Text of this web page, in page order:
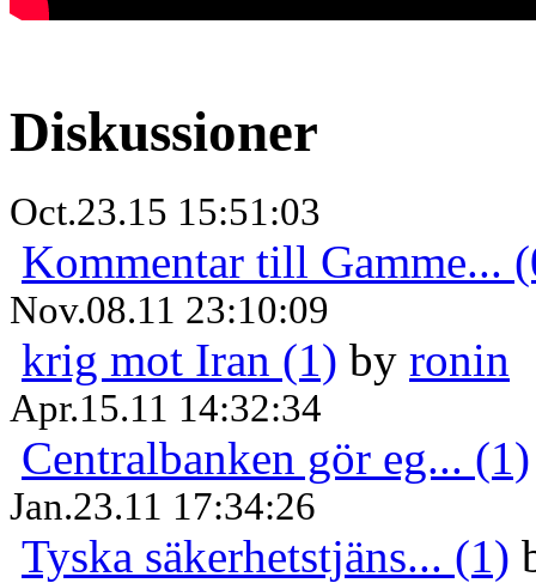
Diskussioner
Oct.23.15 15:51:03
Kommentar till Gamme...
Nov.08.11 23:10:09
krig mot Iran (1) by ronin
Apr.15.11 14:32:34
Centralbanken gör eg... (1)
Jan.23.11 17:34:26
Tyska säkerhetstjäns... (1)